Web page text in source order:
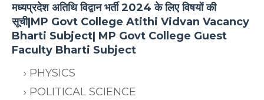
मध्यप्रदेश अतिथि विद्वान भर्ती 2024 के लिए विषयों की
सूची|MP Govt College Atithi Vidvan Vacancy
Bharti Subject| MP Govt College Guest
Faculty Bharti Subject
PHYSICS
POLITICAL SCIENCE